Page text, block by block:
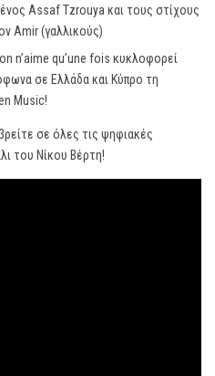
Assaf Tzrouya και τους στίχους
Amir (γαλλικούς)
n’aime qu’une fois κυκλοφορεί
σε Ελλάδα και Κύπρο τη
Music!
σε όλες τις ψηφιακές
του Νίκου Βέρτη!